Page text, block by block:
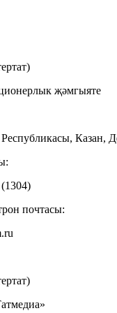
җәмгыяте
Казан,
почтасы: